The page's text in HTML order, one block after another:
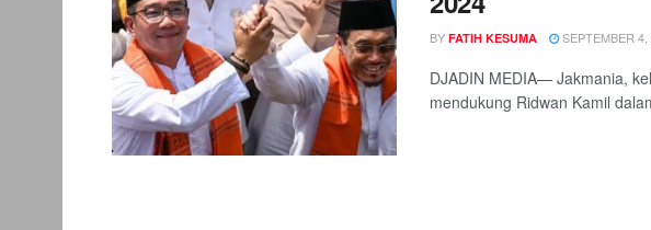
BY FATIH KESUMA SEPTEMBER 4,
DJADIN MEDIA— Jakmania,
mendukung Ridwan Kamil